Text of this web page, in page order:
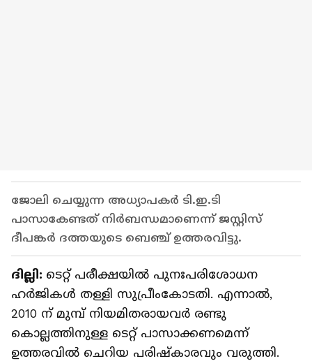
ജോലി ചെയ്യുന്ന അധ്യാപകർ ടി.ഇ.ടി
പാസാകേണ്ടത് നിർബന്ധമാണെന്ന് ജസ്റ്റിസ്
ദീപങ്കർ ദത്തയുടെ ബെഞ്ച് ഉത്തരവിട്ടു.
ദില്ലി: ടെറ്റ് പരീക്ഷയിൽ പുനഃപരിശോധന
ഹർജികൾ തള്ളി സുപ്രീംകോടതി. എന്നാൽ,
2010 ന് മുമ്പ് നിയമിതരായവർ രണ്ടു
കൊല്ലത്തിനുള്ള ടെറ്റ് പാസാക്കണമെന്ന്
ഉത്തരവിൽ ചെറിയ പരിഷ്കാരവും വരുത്തി.